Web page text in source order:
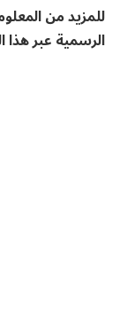
للمزيد​ من
الرسمية عبر هذا